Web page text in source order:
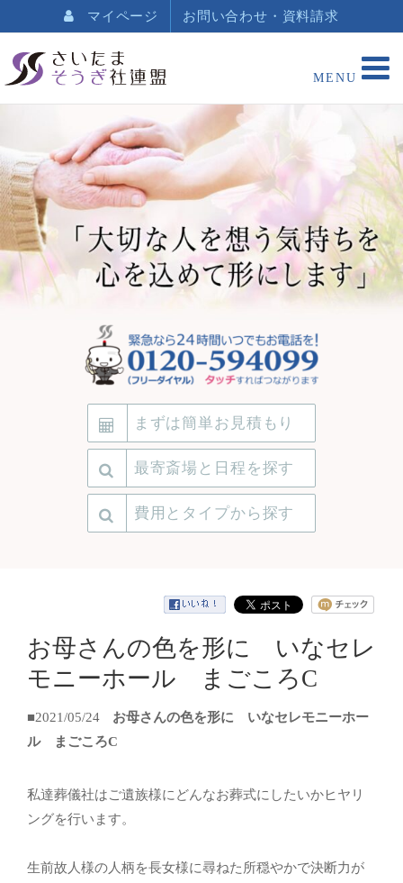
マイページ お問い合わせ・資料請求
まずは簡単お見積もり
最寄斎場と日程を探す
費用とタイプから探す
お母さんの色を形に いなセレ
モニーホール まごころC
■2021/05/24
お母さんの色を形に いなセレモニーホー
ル まごころC
私達葬儀社はご遺族様にどんなお葬式にしたいかヒヤリ
ングを行います。
生前故人様の人柄を長女様に尋ねた所穏やかで決断力が